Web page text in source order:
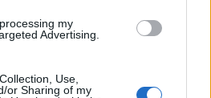
my
Advertising.
Use,
or Sharing of my